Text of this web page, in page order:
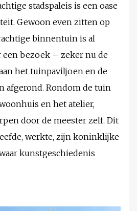
stadspaleis is een oase
Gewoon even zitten op
binnentuin is al
bezoek – zeker nu de
het tuinpaviljoen en de
afgerond. Rondom de tuin
en het atelier,
door de meester zelf. Dit
werkte, zijn koninklijke
kunstgeschiedenis